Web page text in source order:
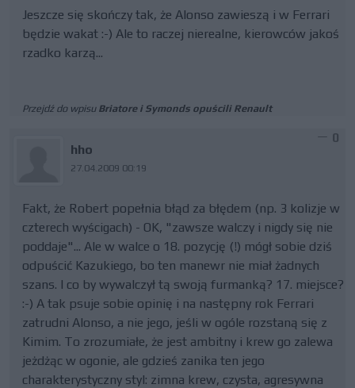
Jeszcze się skończy tak, że Alonso zawieszą i w Ferrari
będzie wakat :-) Ale to raczej nierealne, kierowców jakoś
rzadko karzą...
Przejdź do wpisu Briatore i Symonds opuścili Renault
hho
27.04.2009 00:19
0
Fakt, że Robert popełnia błąd za błędem (np. 3 kolizje w
czterech wyścigach) - OK, "zawsze walczy i nigdy się nie
poddaje"... Ale w walce o 18. pozycję (!) mógł sobie dziś
odpuścić Kazukiego, bo ten manewr nie miał żadnych
szans. I co by wywalczył tą swoją furmanką? 17. miejsce?
:-) A tak psuje sobie opinię i na następny rok Ferrari
zatrudni Alonso, a nie jego, jeśli w ogóle rozstaną się z
Kimim. To zrozumiałe, że jest ambitny i krew go zalewa
jeżdżąc w ogonie, ale gdzieś zanika ten jego
charakterystyczny styl: zimna krew, czysta, agresywna